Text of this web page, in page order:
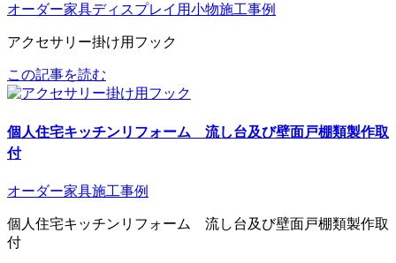
オーダー家具ディスプレイ用小物施工事例
アクセサリー掛け用フック
この記事を読む
個人住宅キッチンリフォーム 流し台及び壁面戸棚類製作取
付
オーダー家具施工事例
個人住宅キッチンリフォーム 流し台及び壁面戸棚類製作取
付